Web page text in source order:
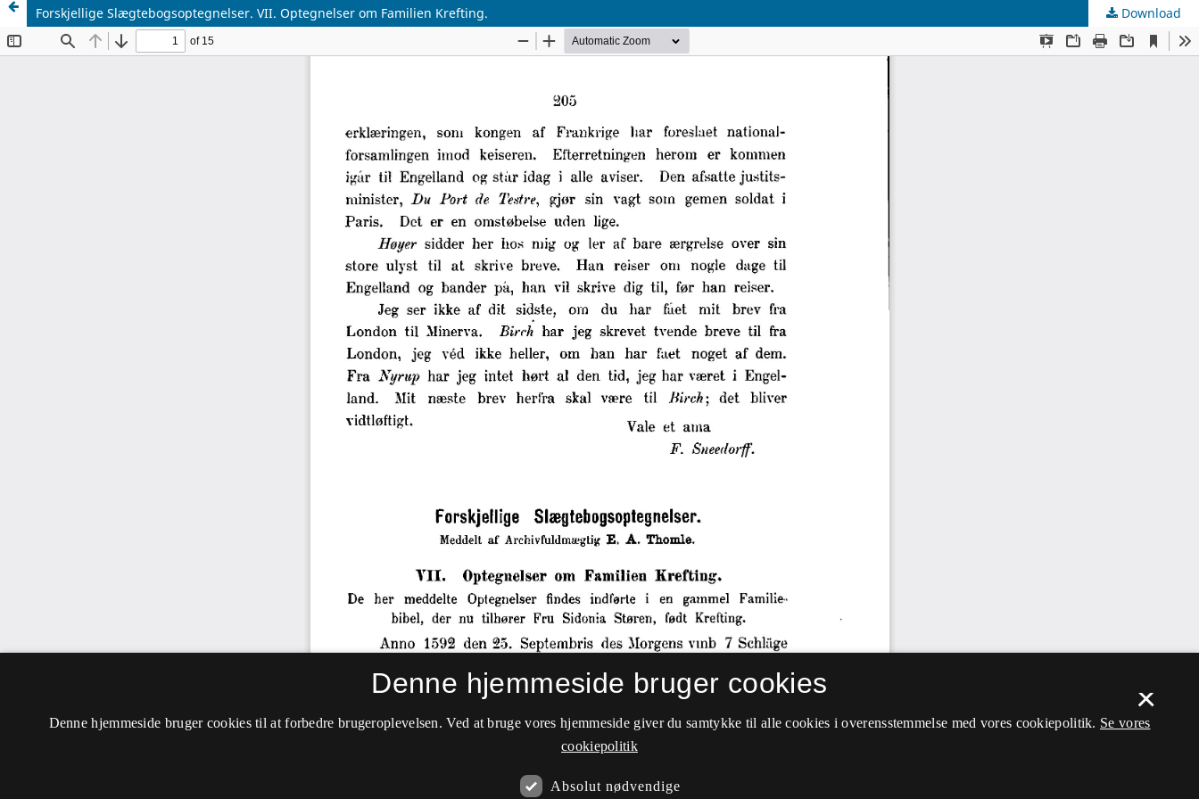
Forskjellige Slægtebogsoptegnelser. VII. Optegnelser om Familien Krefting. Download
×
Denne hjemmeside bruger cookies
Denne hjemmeside bruger cookies til at forbedre brugeroplevelsen. Ved at bruge vores hjemmeside giver du samtykke til alle cookies i overensstemmelse med vores cookiepolitik. Se vores
cookiepolitik
Absolut nødvendige